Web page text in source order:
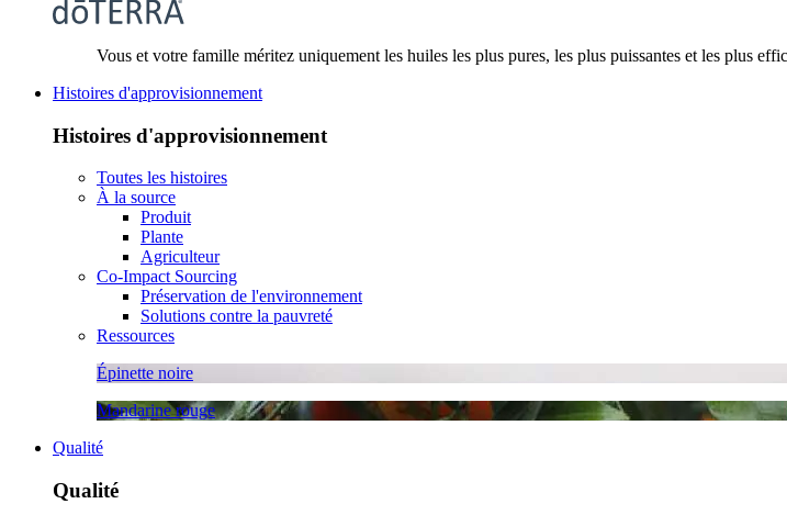
Vous et votre famille méritez uniquement les huiles les plus pures, les plus puissantes et les plus
Histoires d'approvisionnement
Histoires d'approvisionnement
Toutes les histoires
À la source
Produit
Plante
Agriculteur
Co-Impact Sourcing
Préservation de l'environnement
Solutions contre la pauvreté
Ressources
Épinette noire
Mandarine rouge
Qualité
Qualité